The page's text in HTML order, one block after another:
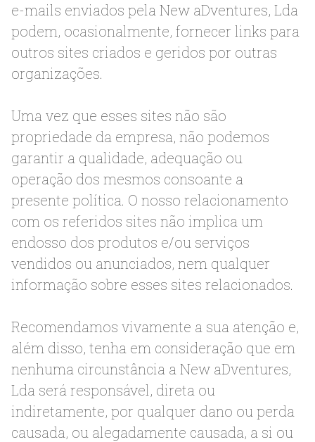
e-mails enviados pela New aDventures, Lda
podem, ocasionalmente, fornecer links para
outros sites criados e geridos por outras
organizações.
Uma vez que esses sites não são
propriedade da empresa, não podemos
garantir a qualidade, adequação ou
operação dos mesmos consoante a
presente política. O nosso relacionamento
com os referidos sites não implica um
endosso dos produtos e/ou serviços
vendidos ou anunciados, nem qualquer
informação sobre esses sites relacionados.
Recomendamos vivamente a sua atenção e,
além disso, tenha em consideração que em
nenhuma circunstância a New aDventures,
Lda será responsável, direta ou
indiretamente, por qualquer dano ou perda
causada, ou alegadamente causada, a si ou